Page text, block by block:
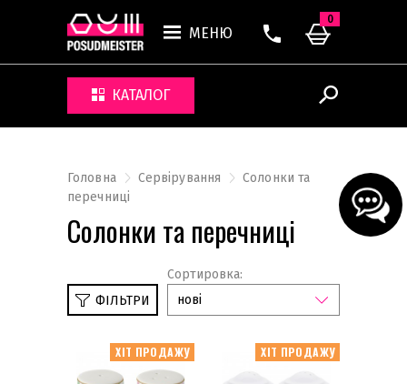
МЕНЮ
КАТАЛОГ
0
Головна Сервірування
Солонки та
перечниці
Солонки та перечниці
Сортировка:
нові
ФІЛЬТРИ
Килимки
ХІТ ПРОДАЖУ ХІТ ПРОДАЖУ